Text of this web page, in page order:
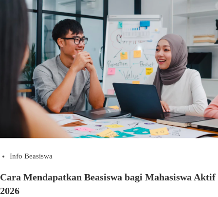
Info Beasiswa
Cara Mendapatkan Beasiswa bagi Mahasiswa Aktif
2026